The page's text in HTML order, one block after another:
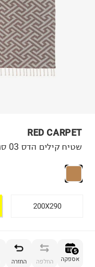
RED CARPET
שטיח קילים הדס 03 סגול/אפור עם פרנזים
200X290
5
אספקה החלפה החזרה